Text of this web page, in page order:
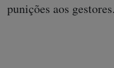
punições aos gestores.